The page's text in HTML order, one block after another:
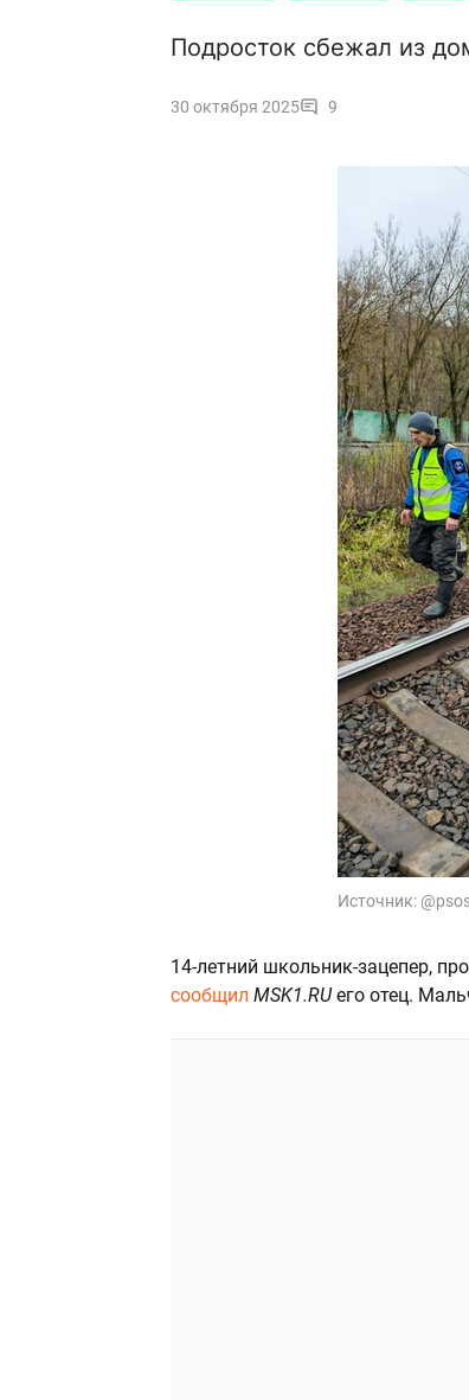
Подросток сбежал из
30 октября 2025 9
Источник:
14-летний школьник-зацепер,
сообщил MSK1.RUего отец.